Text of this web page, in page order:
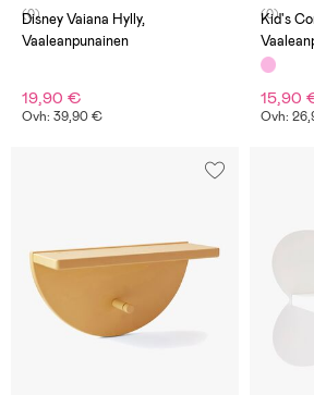
(0)
Disney Vaiana Hylly,
Vaaleanpunainen
19,90 €
Ovh: 39,90 €
(0)
Kid's
15,90
Ovh: